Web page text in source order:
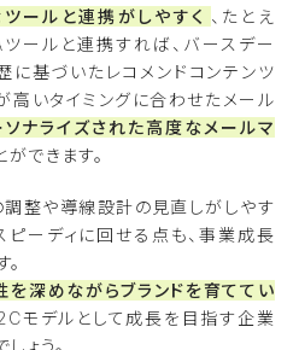
ールと連携がしやすく 、たとえ
ールと連携すれば、バースデー
に基づいたレコメンドコンテンツ
高いタイミングに合わせたメール
ソナライズされた高度なメールマ
できます。
整や導線設計の見直しがしやす
ピーディに回せる点も、事業成長
を深めながらブランドを育ててい
モデルとして成長を目指す企業
ょう。